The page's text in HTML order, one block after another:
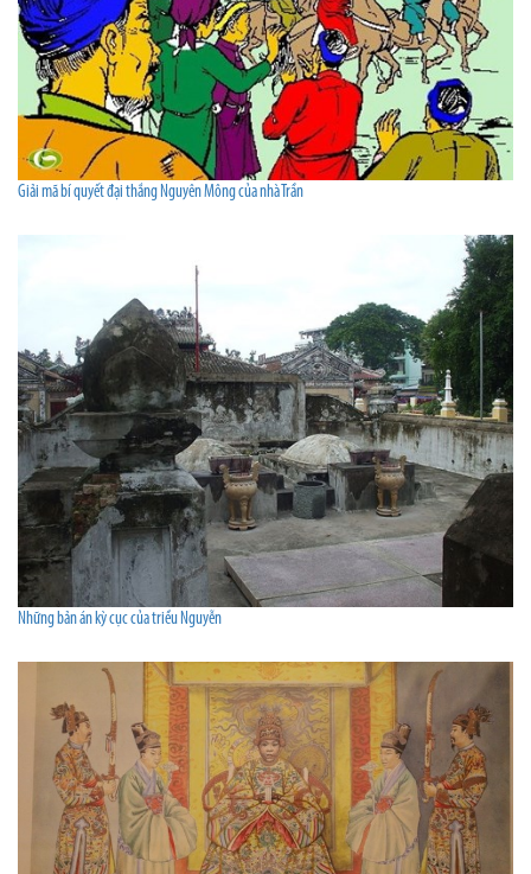
Giải mã bí quyết đại thắng Nguyên Mông của nhà Trần
Những bản án kỳ cục của triều Nguyễn